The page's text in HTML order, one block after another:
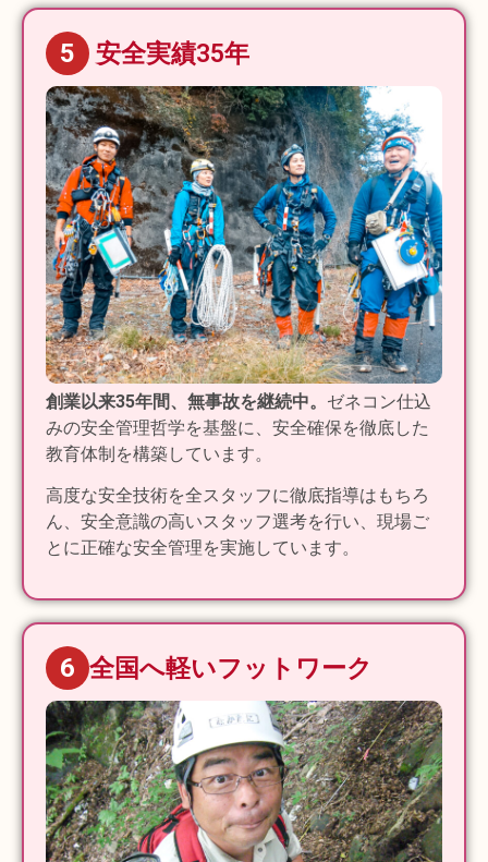
5 安全実績35年
創業以来35年間、無事故を継続中。 ゼネコン仕込
みの安全管理哲学を基盤に、安全確保を徹底した
教育体制を構築しています。
高度な安全技術を全スタッフに徹底指導はもちろ
ん、安全意識の高いスタッフ選考を行い、現場ご
とに正確な安全管理を実施しています。
6 全国へ軽いフットワーク